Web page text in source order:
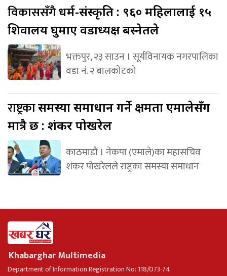
विकाससँगैधर्म-संस्कृति : ९६० महिलालाई १५
शिवालय घुमाए वडाध्यक्ष बस्नेतले
भक्तपुर, २३ साउन । सूर्यविनायक नगरपालिका
वडा नं. २ बालकोटको
राष्ट्रकासमस्या समाधान गर्ने क्षमता एमालेसँग
मात्रै छ : शंकर पोखरेल
काठमाडौं । नेकपा (एमाले)का महासचिव
शंकर पोखरेलले राष्ट्रका समस्या समाधान
Khabarghar Multimedia
Department of Information Registration No: 118/073-74